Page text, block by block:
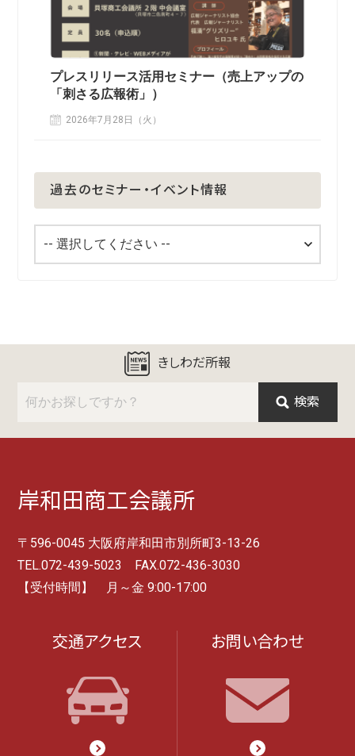
プレスリリース活用セミナー（売上アップの
「刺さる広報術」）
2026年7月28日（火）
過去のセミナー・イベント情報
きしわだ所報
検索
岸和田商工会議所
〒596-0045 大阪府岸和田市別所町3-13-26
TEL.072-439-5023 FAX.072-436-3030
【受付時間】 月～金 9:00-17:00
交通アクセス お問い合わせ